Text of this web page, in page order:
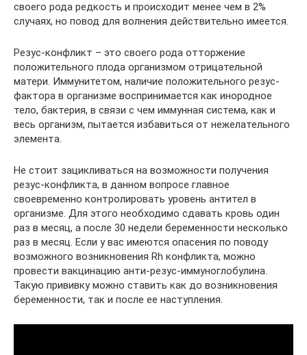
своего рода редкость и происходит менее чем в 2%
случаях, но повод для волнения действительно имеется.
Резус-конфликт – это своего рода отторжение
положительного плода организмом отрицательной
матери. Иммунитетом, наличие положительного резус-
фактора в организме воспринимается как инородное
тело, бактерия, в связи с чем иммунная система, как и
весь организм, пытается избавиться от нежелательного
элемента.
Не стоит зацикливаться на возможности получения
резус-конфликта, в данном вопросе главное
своевременно контролировать уровень антител в
организме. Для этого необходимо сдавать кровь один
раз в месяц, а после 30 недели беременности несколько
раз в месяц. Если у вас имеются опасения по поводу
возможного возникновения Rh конфликта, можно
провести вакцинацию анти-резус-иммуноглобулина.
Такую прививку можно ставить как до возникновения
беременности, так и после ее наступления.